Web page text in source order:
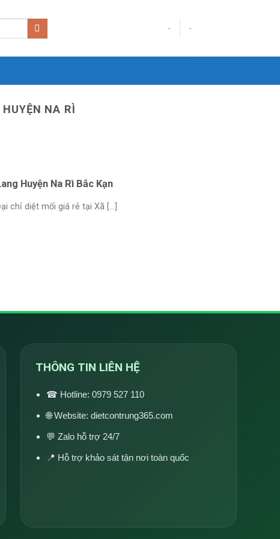
- -
NA RÌ
Huyện Na Rì Bắc Kạn
chỉ diệt mối giá rẻ tại Xã [...]
THÔNG TIN LIÊN HỆ
☎ Hotline: 0979 527 110
🌐 Website: dietcontrung365.com
💬 Zalo hỗ trợ 24/7
📍 Hỗ trợ khảo sát tận nơi toàn quốc